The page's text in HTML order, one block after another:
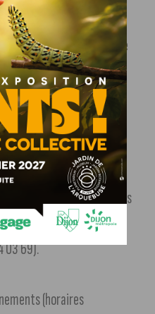
et WC, receveurs de
extraction système de
de chauffage
radiateurs, sèche
:Tolaccia André, 12 rue
de Mercey. En vente :
machine, outils
téléphone avant de se
03 69).
(horaires